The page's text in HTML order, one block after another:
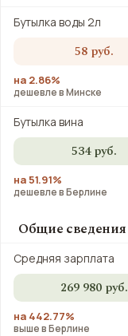
Бутылка воды 2л
58 руб.
на 2.86%
дешевле в Минске
Бутылка вина
534 руб.
на 51.91%
дешевле в Берлине
Общие сведения
Средняя зарплата
269 980 руб.
на 442.77%
выше в Берлине